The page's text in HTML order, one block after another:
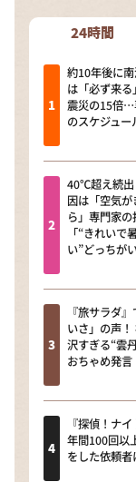
24時間
約10年後に
は「必ず来
震災の15倍…
のスケジュー
40℃超え続出
因は「空気
ら」専門家
「“きれいで
い”どっちが
『旅サラダ
いさ」の声
沢すぎる“雲
おちゃめ発言
『探偵！ナ
年間100回以
をした依頼